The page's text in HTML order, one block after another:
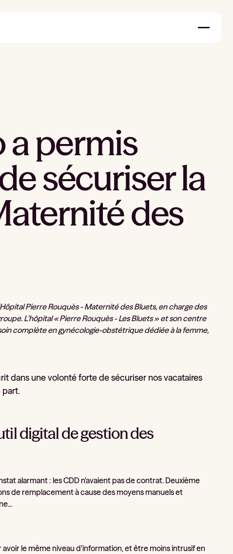
permis
sécuriser la
des
Pierre Rouquès - Maternité des Bluets, en charge des
L’hôpital « Pierre Rouquès - Les Bluets » et son centre
complète en gynécologie-obstétrique dédiée à la femme,
dans une volonté forte de sécuriser nos vacataires
part.
digital de gestion des
alarmant : les CDD n'avaient pas de contrat. Deuxième
de remplacement à cause des moyens manuels et
le même niveau d'information, et être moins intrusif en